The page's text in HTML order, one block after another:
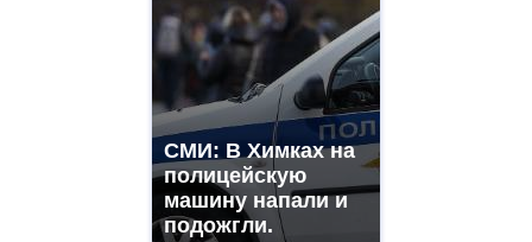
СМИ: В Химках на
полицейскую
машину напали и
подожгли.